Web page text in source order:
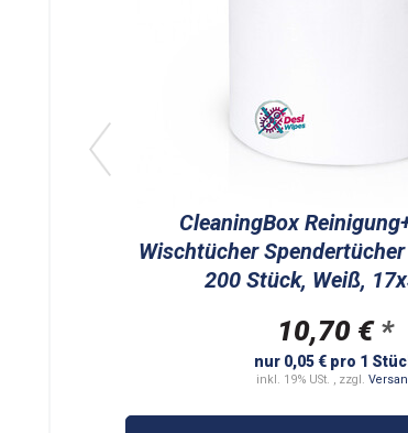
CleaningBox
Wischtücher
200 Stück, Weiß,
10,70 € *
nur 0,05 € pro 1
inkl. 19% USt. , zzgl.